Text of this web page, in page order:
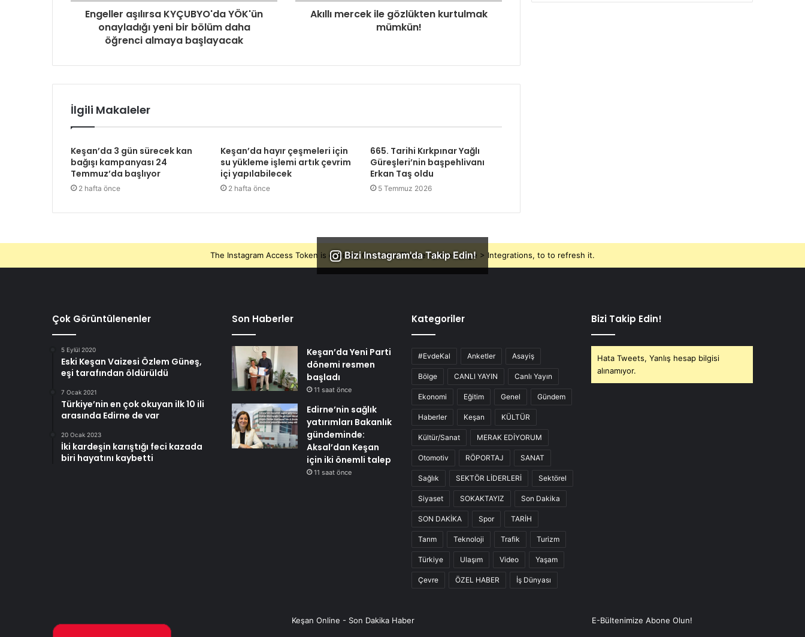
Engeller aşılırsa KYÇUBYO'da YÖK'ün
onayladığı yeni bir bölüm daha
öğrenci almaya başlayacak
Akıllı mercek ile gözlükten kurtulmak
mümkün!
İlgili Makaleler
Keşan’da 3 gün sürecek kan
bağışı kampanyası 24
Temmuz’da başlıyor
2 hafta önce
Keşan’da hayır çeşmeleri için
su yükleme işlemi artık çevrim
içi yapılabilecek
2 hafta önce
665. Tarihi Kırkpınar Yağlı
Güreşleri’nin başpehlivanı
Erkan Taş oldu
5 Temmuz 2026
Bizi Instagram'da Takip Edin!
The Instagram Access Token is expired, Go to the Theme options page > Integrations, to to refresh it.
Çok Görüntülenenler
5 Eylül 2020
Eski Keşan Vaizesi Özlem Güneş,
eşi tarafından öldürüldü
7 Ocak 2021
Türkiye’nin en çok okuyan ilk 10 ili
arasında Edirne de var
20 Ocak 2023
İki kardeşin karıştığı feci kazada
biri hayatını kaybetti
Son Haberler
Keşan’da Yeni Parti
dönemi resmen
başladı
11 saat önce
Edirne’nin sağlık
yatırımları Bakanlık
gündeminde:
Aksal’dan Keşan
için iki önemli talep
11 saat önce
Kategoriler
#EvdeKal Anketler Asayiş
Bölge CANLI YAYIN Canlı Yayın
Ekonomi Eğitim Genel Gündem
Haberler Keşan KÜLTÜR
Kültür/Sanat MERAK EDİYORUM
Otomotiv RÖPORTAJ SANAT
Sağlık SEKTÖR LİDERLERİ Sektörel
Siyaset SOKAKTAYIZ Son Dakika
SON DAKİKA Spor TARİH
Tarım Teknoloji Trafik Turizm
Türkiye Ulaşım Video Yaşam
Çevre ÖZEL HABER İş Dünyası
Bizi Takip Edin!
Hata Tweets, Yanlış hesap bilgisi
alınamıyor.
Keşan Online - Son Dakika Haber E-Bültenimize Abone Olun!